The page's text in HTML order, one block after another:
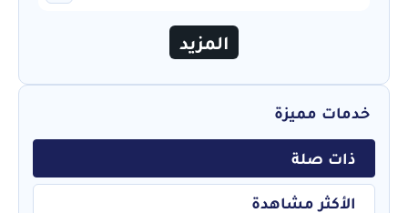
المزيد
خدمات مميزة
ذات صلة
الأكثر مشاهدة